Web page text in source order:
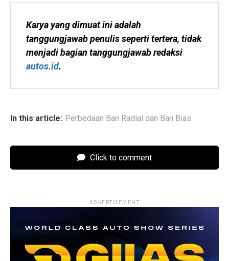
Karya yang dimuat ini adalah
tanggungjawab penulis seperti tertera, tidak
autos.id.
In this article: Perbedaan Ban Radial dan Ban Bias
Click to comment
ADVERTISEMENT